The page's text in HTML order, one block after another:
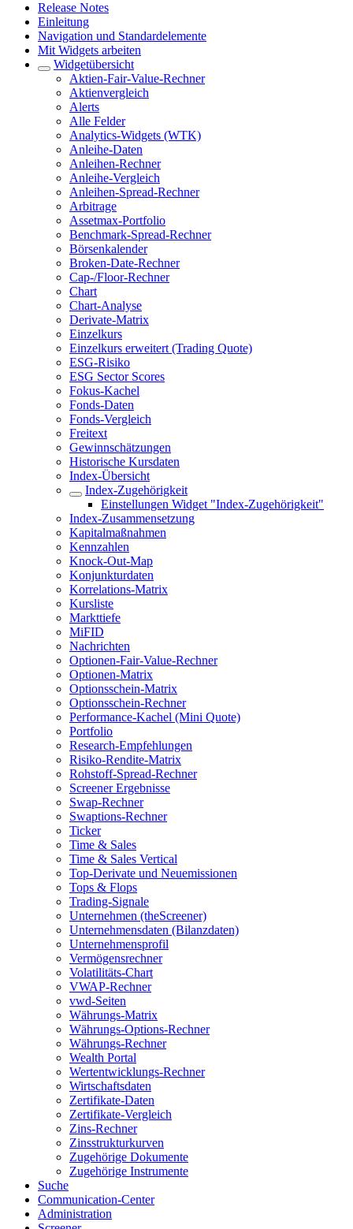
Release Notes
Einleitung
Navigation und Standardelemente
Mit Widgets arbeiten
Widgetübersicht
Aktien-Fair-Value-Rechner
Aktienvergleich
Alerts
Alle Felder
Analytics-Widgets (WTK)
Anleihe-Daten
Anleihen-Rechner
Anleihe-Vergleich
Anleihen-Spread-Rechner
Arbitrage
Assetmax-Portfolio
Benchmark-Spread-Rechner
Börsenkalender
Broken-Date-Rechner
Cap-/Floor-Rechner
Chart
Chart-Analyse
Derivate-Matrix
Einzelkurs
Einzelkurs erweitert (Trading Quote)
ESG-Risiko
ESG Sector Scores
Fokus-Kachel
Fonds-Daten
Fonds-Vergleich
Freitext
Gewinnschätzungen
Historische Kursdaten
Index-Übersicht
Index-Zugehörigkeit
Einstellungen Widget "Index-Zugehörigkeit"
Index-Zusammensetzung
Kapitalmaßnahmen
Kennzahlen
Knock-Out-Map
Konjunkturdaten
Korrelations-Matrix
Kursliste
Markttiefe
MiFID
Nachrichten
Optionen-Fair-Value-Rechner
Optionen-Matrix
Optionsschein-Matrix
Optionsschein-Rechner
Performance-Kachel (Mini Quote)
Portfolio
Research-Empfehlungen
Risiko-Rendite-Matrix
Rohstoff-Spread-Rechner
Screener Ergebnisse
Swap-Rechner
Swaptions-Rechner
Ticker
Time & Sales
Time & Sales Vertical
Top-Derivate und Neuemissionen
Tops & Flops
Trading-Signale
Unternehmen (theScreener)
Unternehmensdaten (Bilanzdaten)
Unternehmensprofil
Vermögensrechner
Volatilitäts-Chart
VWAP-Rechner
vwd-Seiten
Währungs-Matrix
Währungs-Options-Rechner
Währungs-Rechner
Wealth Portal
Wertentwicklungs-Rechner
Wirtschaftsdaten
Zertifikate-Daten
Zertifikate-Vergleich
Zins-Rechner
Zinsstrukturkurven
Zugehörige Dokumente
Zugehörige Instrumente
Suche
Communication-Center
Administration